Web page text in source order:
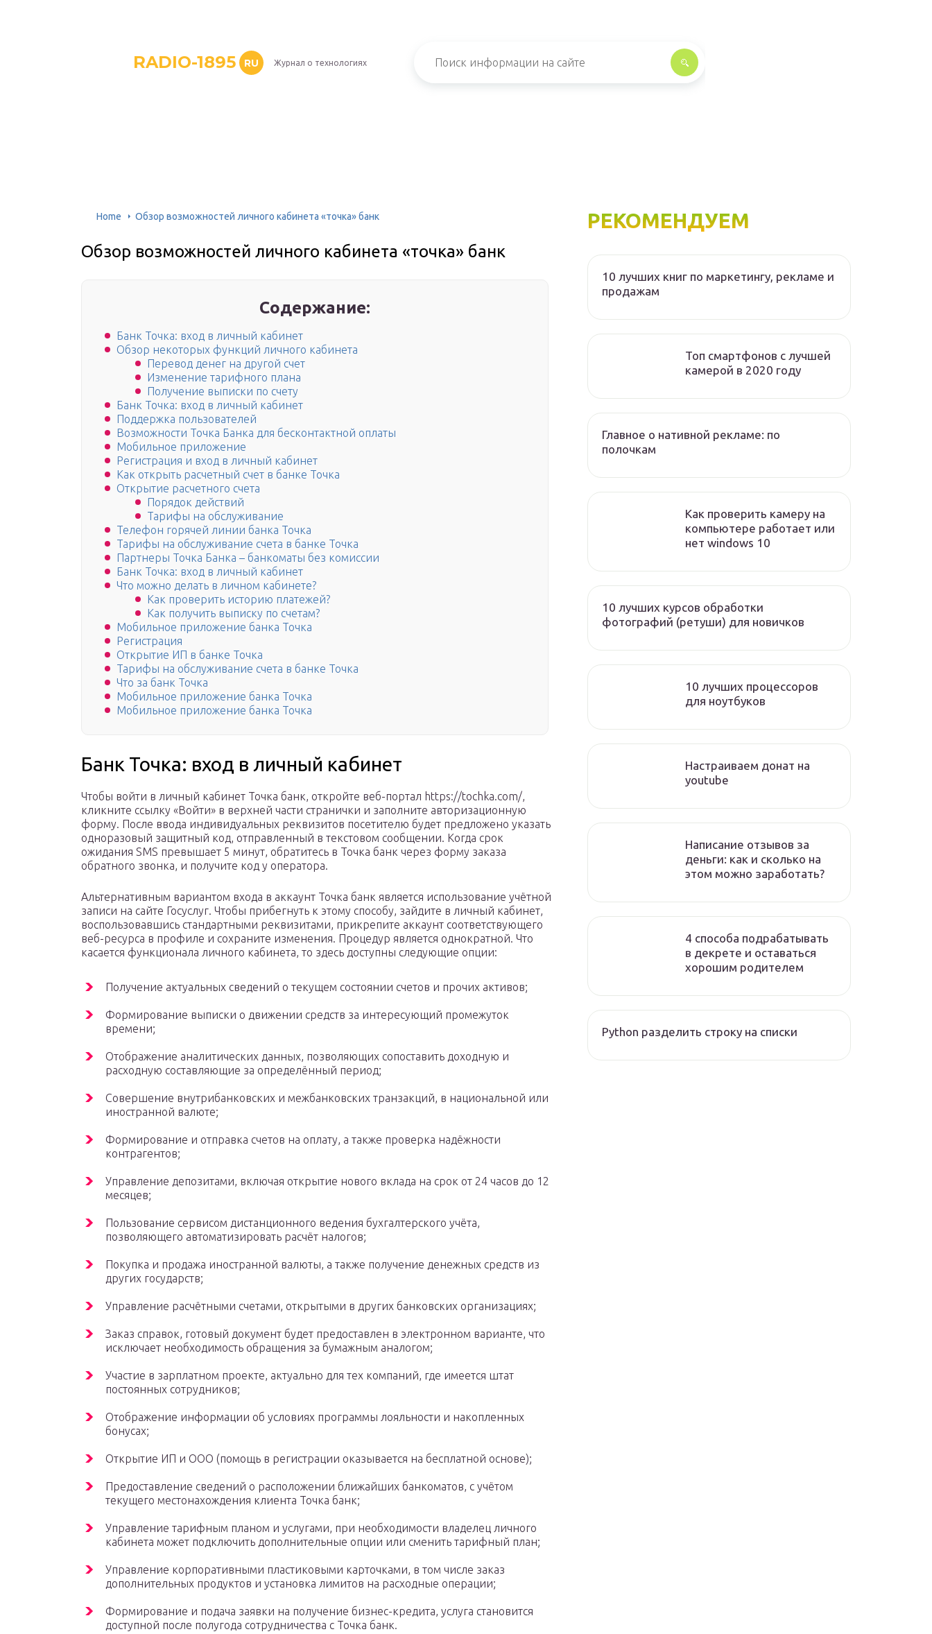
RADIO-1895 RU Журнал о технологиях
Home Обзор возможностей личного кабинета «точка» банк
Обзор возможностей личного кабинета «точка» банк
Содержание:
Банк Точка: вход в личный кабинет
Обзор некоторых функций личного кабинета
Перевод денег на другой счет
Изменение тарифного плана
Получение выписки по счету
Банк Точка: вход в личный кабинет
Поддержка пользователей
Возможности Точка Банка для бесконтактной оплаты
Мобильное приложение
Регистрация и вход в личный кабинет
Как открыть расчетный счет в банке Точка
Открытие расчетного счета
Порядок действий
Тарифы на обслуживание
Телефон горячей линии банка Точка
Тарифы на обслуживание счета в банке Точка
Партнеры Точка Банка – банкоматы без комиссии
Банк Точка: вход в личный кабинет
Что можно делать в личном кабинете?
Как проверить историю платежей?
Как получить выписку по счетам?
Мобильное приложение банка Точка
Регистрация
Открытие ИП в банке Точка
Тарифы на обслуживание счета в банке Точка
Что за банк Точка
Мобильное приложение банка Точка
Мобильное приложение банка Точка
Банк Точка: вход в личный кабинет
Чтобы войти в личный кабинет Точка банк, откройте веб-портал https://tochka.com/,
кликните ссылку «Войти» в верхней части странички и заполните авторизационную
форму. После ввода индивидуальных реквизитов посетителю будет предложено указать
одноразовый защитный код, отправленный в текстовом сообщении. Когда срок
ожидания SMS превышает 5 минут, обратитесь в Точка банк через форму заказа
обратного звонка, и получите код у оператора.
Альтернативным вариантом входа в аккаунт Точка банк является использование учётной
записи на сайте Госуслуг. Чтобы прибегнуть к этому способу, зайдите в личный кабинет,
воспользовавшись стандартными реквизитами, прикрепите аккаунт соответствующего
веб-ресурса в профиле и сохраните изменения. Процедур является однократной. Что
касается функционала личного кабинета, то здесь доступны следующие опции:
Получение актуальных сведений о текущем состоянии счетов и прочих активов;
Формирование выписки о движении средств за интересующий промежуток
времени;
Отображение аналитических данных, позволяющих сопоставить доходную и
расходную составляющие за определённый период;
Совершение внутрибанковских и межбанковских транзакций, в национальной или
иностранной валюте;
Формирование и отправка счетов на оплату, а также проверка надёжности
контрагентов;
Управление депозитами, включая открытие нового вклада на срок от 24 часов до 12
месяцев;
Пользование сервисом дистанционного ведения бухгалтерского учёта,
позволяющего автоматизировать расчёт налогов;
Покупка и продажа иностранной валюты, а также получение денежных средств из
других государств;
Управление расчётными счетами, открытыми в других банковских организациях;
Заказ справок, готовый документ будет предоставлен в электронном варианте, что
исключает необходимость обращения за бумажным аналогом;
Участие в зарплатном проекте, актуально для тех компаний, где имеется штат
постоянных сотрудников;
Отображение информации об условиях программы лояльности и накопленных
бонусах;
Открытие ИП и ООО (помощь в регистрации оказывается на бесплатной основе);
Предоставление сведений о расположении ближайших банкоматов, с учётом
текущего местонахождения клиента Точка банк;
Управление тарифным планом и услугами, при необходимости владелец личного
кабинета может подключить дополнительные опции или сменить тарифный план;
Управление корпоративными пластиковыми карточками, в том числе заказ
дополнительных продуктов и установка лимитов на расходные операции;
Формирование и подача заявки на получение бизнес-кредита, услуга становится
доступной после полугода сотрудничества с Точка банк.
РЕКОМЕНДУЕМ
10 лучших книг по маркетингу, рекламе и
продажам
Топ смартфонов с лучшей
камерой в 2020 году
Главное о нативной рекламе: по
полочкам
Как проверить камеру на
компьютере работает или
нет windows 10
10 лучших курсов обработки
фотографий (ретуши) для новичков
10 лучших процессоров
для ноутбуков
Настраиваем донат на
youtube
Написание отзывов за
деньги: как и сколько на
этом можно заработать?
4 способа подрабатывать
в декрете и оставаться
хорошим родителем
Python разделить строку на списки